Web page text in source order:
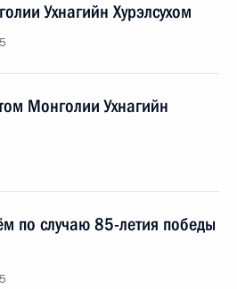
Ухнагийн Хурэлсухом
Монголии Ухнагийн
по случаю 85-летия победы